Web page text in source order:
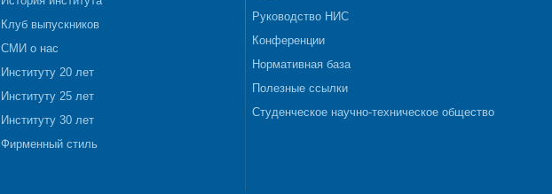
Клуб выпускников
СМИ о нас
Институту 20 лет
Институту 25 лет
Институту 30 лет
Фирменный стиль
Руководство НИС
Конференции
Нормативная база
Полезные ссылки
Студенческое научно-техническое общество